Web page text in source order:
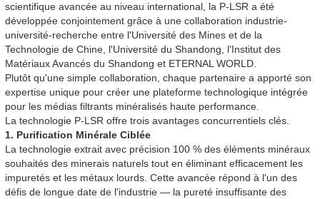
scientifique avancée au niveau international, la P-LSR a été
développée conjointement grâce à une collaboration industrie-
université-recherche entre l'Université des Mines et de la
Technologie de Chine, l'Université du Shandong, l'Institut des
Matériaux Avancés du Shandong et ETERNAL WORLD.
Plutôt qu'une simple collaboration, chaque partenaire a apporté son
expertise unique pour créer une plateforme technologique intégrée
pour les médias filtrants minéralisés haute performance.
La technologie P-LSR offre trois avantages concurrentiels clés.
1. Purification Minérale Ciblée
La technologie extrait avec précision 100 % des éléments minéraux
souhaités des minerais naturels tout en éliminant efficacement les
impuretés et les métaux lourds. Cette avancée répond à l'un des
défis de longue date de l'industrie — la pureté insuffisante des